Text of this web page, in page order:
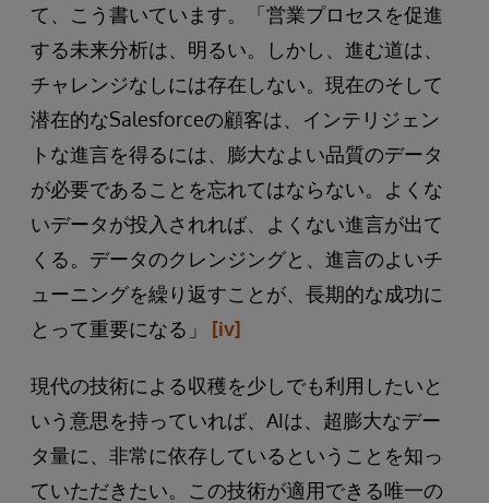
て、こう書いています。「営業プロセスを促進
する未来分析は、明るい。しかし、進む道は、
チャレンジなしには存在しない。現在のそして
潜在的なSalesforceの顧客は、インテリジェン
トな進言を得るには、膨大なよい品質のデータ
が必要であることを忘れてはならない。よくな
いデータが投入されれば、よくない進言が出て
くる。データのクレンジングと、進言のよいチ
ューニングを繰り返すことが、長期的な成功に
とって重要になる」 [iv]
現代の技術による収穫を少しでも利用したいと
いう意思を持っていれば、AIは、超膨大なデー
タ量に、非常に依存しているということを知っ
ていただきたい。この技術が適用できる唯一の